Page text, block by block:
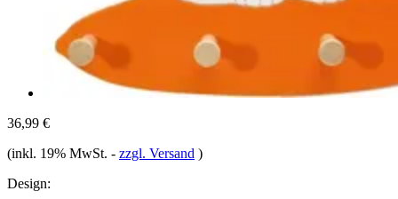
36,99 €
(inkl. 19% MwSt. - zzgl. Versand )
Design: